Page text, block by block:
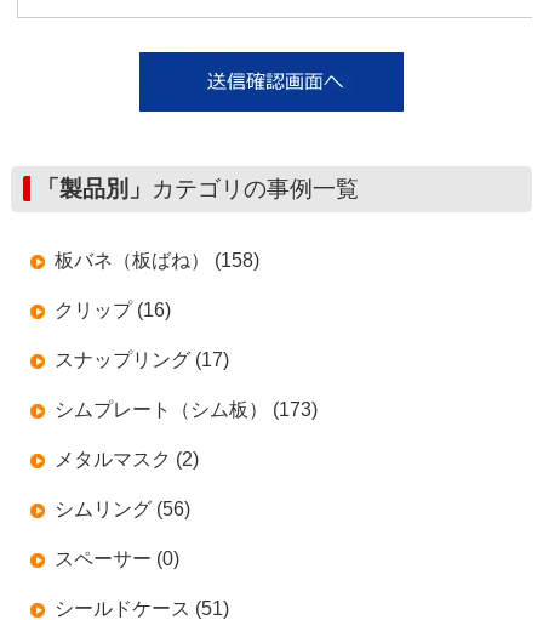
「製品別」 カテゴリの事例一覧
板バネ（板ばね） (158)
クリップ (16)
スナップリング (17)
シムプレート（シム板） (173)
メタルマスク (2)
シムリング (56)
スペーサー (0)
シールドケース (51)